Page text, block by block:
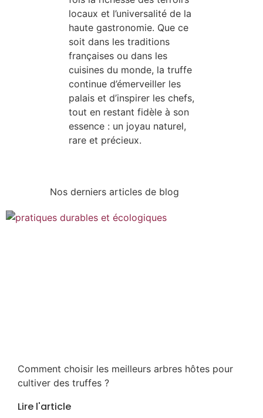
locaux et l’universalité de la
haute gastronomie. Que ce
soit dans les traditions
françaises ou dans les
cuisines du monde, la truffe
continue d’émerveiller les
palais et d’inspirer les chefs,
tout en restant fidèle à son
essence : un joyau naturel,
rare et précieux.
Nos derniers articles de blog
Comment choisir les meilleurs arbres hôtes pour
cultiver des truffes ?
Lire l'article